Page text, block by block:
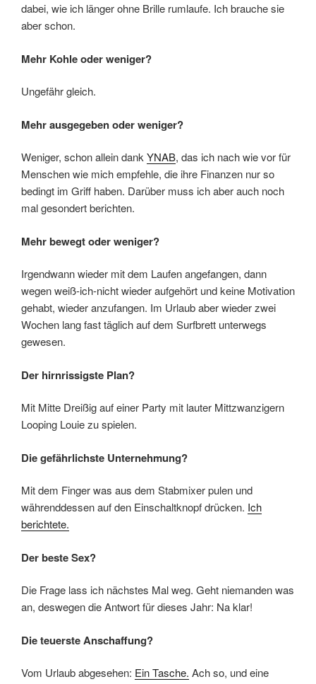
dabei, wie ich länger ohne Brille rumlaufe. Ich brauche sie
aber schon.
Mehr Kohle oder weniger?
Ungefähr gleich.
Mehr ausgegeben oder weniger?
Weniger, schon allein dankYNAB, das ich nach wie vor für
Menschen wie mich empfehle, die ihre Finanzen nur so
bedingt im Griff haben. Darüber muss ich aber auch noch
mal gesondert berichten.
Mehr bewegt oder weniger?
Irgendwann wieder mit dem Laufen angefangen, dann
wegen weiß-ich-nicht wieder aufgehört und keine Motivation
gehabt, wieder anzufangen. Im Urlaub aber wieder zwei
Wochen lang fast täglich auf dem Surfbrett unterwegs
gewesen.
Der hirnrissigste Plan?
Mit Mitte Dreißig auf einer Party mit lauter Mittzwanzigern
Looping Louie zu spielen.
Die gefährlichste Unternehmung?
Mit dem Finger was aus dem Stabmixer pulen und
währenddessen auf den Einschaltknopf drücken. Ich
berichtete.
Der beste Sex?
Die Frage lass ich nächstes Mal weg. Geht niemanden was
an, deswegen die Antwort für dieses Jahr: Na klar!
Die teuerste Anschaffung?
Vom Urlaub abgesehen: Ein Tasche. Ach so, und eine